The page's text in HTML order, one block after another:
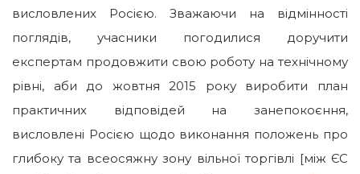
висловлених Росією. Зважаючи на відмінності
поглядів, учасники погодилися доручити
експертам продовжити свою роботу на технічному
рівні, аби до жовтня 2015 року виробити план
практичних відповідей на занепокоєння,
висловлені Росією щодо виконання положень про
глибоку та всеосяжну зону вільної торгівлі [між ЄС